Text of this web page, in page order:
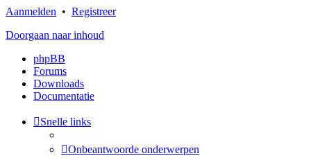
Aanmelden • Registreer
Doorgaan naar inhoud
phpBB
Forums
Downloads
Documentatie
Snelle links
Onbeantwoorde onderwerpen